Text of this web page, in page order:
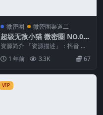
微密圈 微密圈渠道二
超级无敌小猫 微密圈 NO.00
1期 最新至：2025.3.27
资源简介 「资源描述」：抖音 超
级无敌小猫 微密圈 NO.001期 【3
P】最新...
1 年前 3.3K 67
VIP